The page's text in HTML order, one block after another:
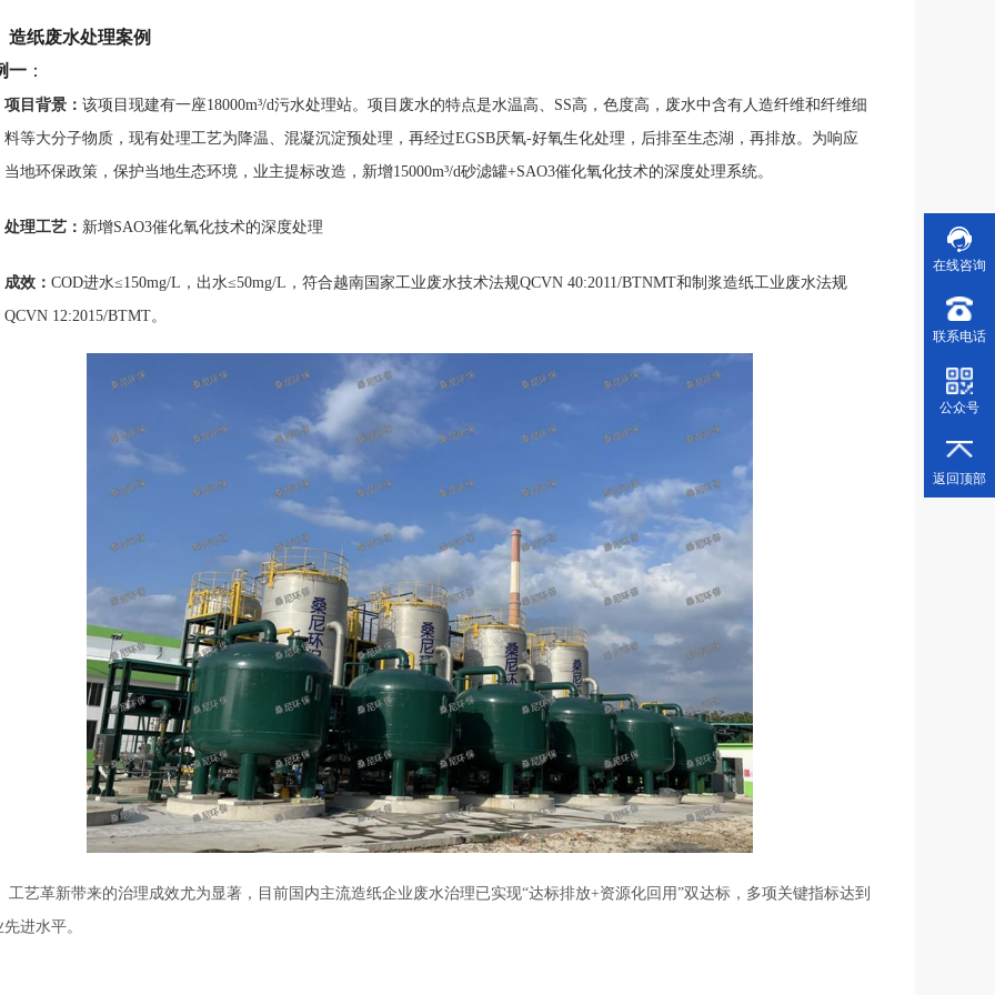
造纸废水处理案例
一 ：
项目背景 ： 该项目现建有一座18000m³/d污水处理站。项目废水的特点是水温高、SS高，色度高，废水中含有人造纤维和纤维细
料等大分子物质，现有处理工艺为降温、混凝沉淀预处理，再经过EGSB厌氧-好氧生化处理，后排至生态湖，再排放。为响应
当地环保政策，保护当地生态环境，业主提标改造，新增15000m³/d砂滤罐+SAO3催化氧化技术的深度处理系统。
处理工艺 ： 新增SAO3催化氧化技术的深度处理
成效 ： COD进水≤150mg/L，出水≤50mg/L，符合越南国家工业废水技术法规QCVN 40:2011/BTNMT和制浆造纸工业废水法规
QCVN 12:2015/BTMT。
工艺革新带来的治理成效尤为显著，目前国内主流造纸企业废水治理已实现“达标排放+资源化回用”双达标，多项关键指标达到
进水平。
在线咨询
联系电话
公众号
返回顶部